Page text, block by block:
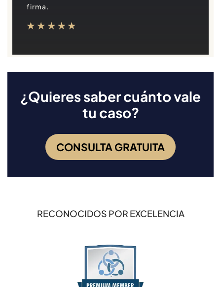
firma.
¿Quieres saber cuánto vale
tu caso?
CONSULTA GRATUITA
RECONOCIDOS POR EXCELENCIA